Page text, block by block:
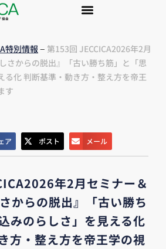
協会
特別情報 – 第153回 JECCICA2026年2月
さからの脱出』「古い勝ち筋」と「思
る化 判断基準・動き方・整え方を帝王
す
ア ポスト メール
年2月セミナー＆
からの脱出』「古い勝ち
みのらしさ」を見える化
方・整え方を帝王学の視